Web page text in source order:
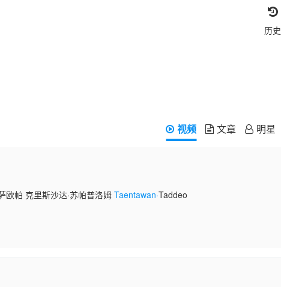
历史
视频 文章 明星
欧帕 克里斯沙达·苏帕普洛姆Taentawan·Taddeo